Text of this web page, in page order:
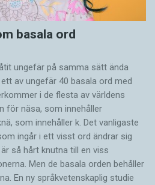
basala ord
ungefär på samma sätt ända
av ungefär 40 basala ord med
i de flesta av världens
för näsa, som innehåller
som innehåller k. Det vanligaste
ingår i ett visst ord ändrar sig
så hårt knutna till en viss
Men de basala orden behåller
En ny språkvetenskaplig studie